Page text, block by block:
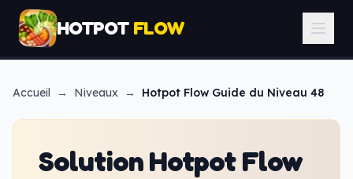
HOTPOT FLOW
Accueil → Niveaux → Hotpot Flow Guide du Niveau 48
Solution Hotpot Flow